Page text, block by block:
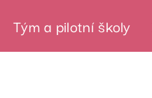
Tým a pilotní školy